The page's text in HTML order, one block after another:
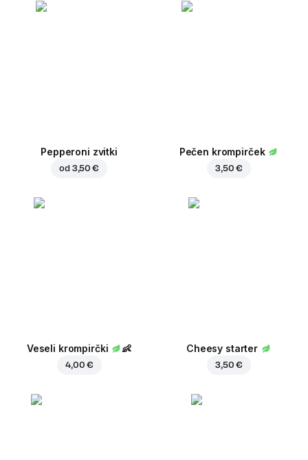
Pepperoni zvitki
od 3,50 €
Pečen krompirček
3,50 €
Veseli krompirčki 👶
4,00 €
Cheesy starter
3,50 €